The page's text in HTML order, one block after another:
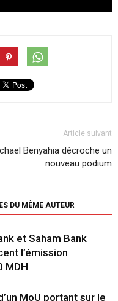
Article suivant
Benyahia décroche un
nouveau podium
DU MÊME AUTEUR
et Saham Bank
l’émission
MDH
MoU portant sur le